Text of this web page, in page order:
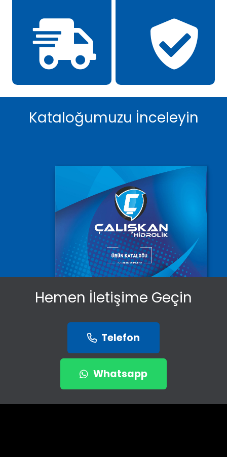
Kataloğumuzu İnceleyin
Hemen İletişime Geçin
Telefon
Whatsapp